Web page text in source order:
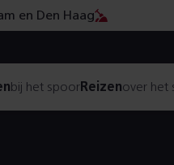
en Den Haag
bij het spoorReizenover het